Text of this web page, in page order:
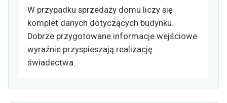
W przypadku sprzedaży domu liczy się
komplet danych dotyczących budynku.
Dobrze przygotowane informacje wejściowe
wyraźnie przyspieszają realizację
świadectwa.